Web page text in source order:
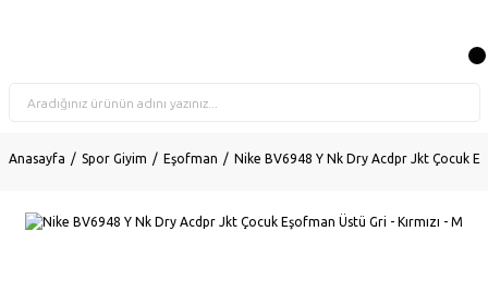
Anasayfa Spor Giyim Eşofman Nike BV6948 Y Nk Dry Acdpr Jkt Çocuk